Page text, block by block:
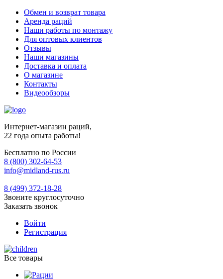
Обмен и возврат товара
Аренда раций
Наши работы по монтажу
Для оптовых клиентов
Отзывы
Наши магазины
Доставка и оплата
О магазине
Контакты
Видеообзоры
Интернет-магазин раций,
22 года опыта работы!
Бесплатно по России
8 (800) 302-64-53
info@midland-rus.ru
8 (499) 372-18-28
Звоните круглосуточно
Заказать звонок
Войти
Регистрация
Все товары